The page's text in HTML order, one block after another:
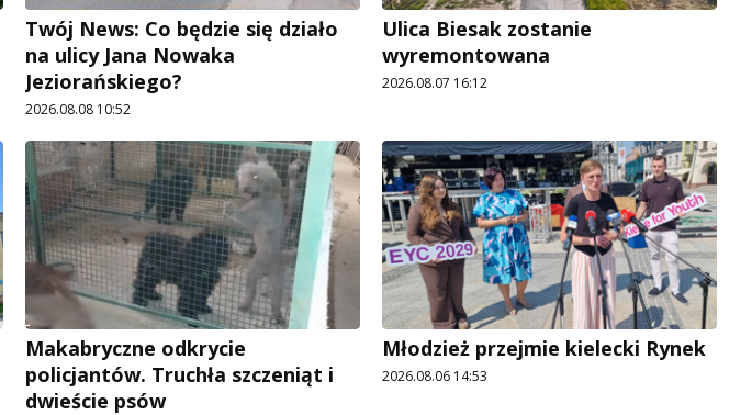
Twój News: Co będzie się działo
na ulicy Jana Nowaka
Jeziorańskiego?
2026.08.08 10:52
Ulica Biesak zostanie
wyremontowana
2026.08.07 16:12
Makabryczne odkrycie
policjantów. Truchła szczeniąt i
dwieście psów
Młodzież przejmie kielecki Rynek
2026.08.06 14:53